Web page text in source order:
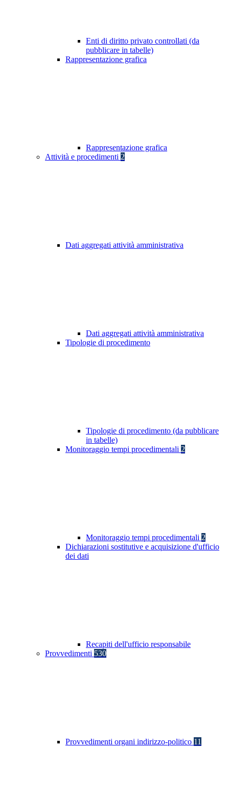
Enti di diritto privato controllati (da
pubblicare in tabelle)
Rappresentazione grafica
Rappresentazione grafica
Attività e procedimenti 2
Dati aggregati attività amministrativa
Dati aggregati attività amministrativa
Tipologie di procedimento
Tipologie di procedimento (da pubblicare
in tabelle)
Monitoraggio tempi procedimentali 2
Monitoraggio tempi procedimentali 2
Dichiarazioni sostitutive e acquisizione d'ufficio
dei dati
Recapiti dell'ufficio responsabile
Provvedimenti 530
Provvedimenti organi indirizzo-politico 11